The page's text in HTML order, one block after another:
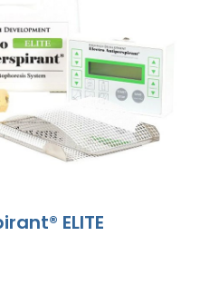
ELITE